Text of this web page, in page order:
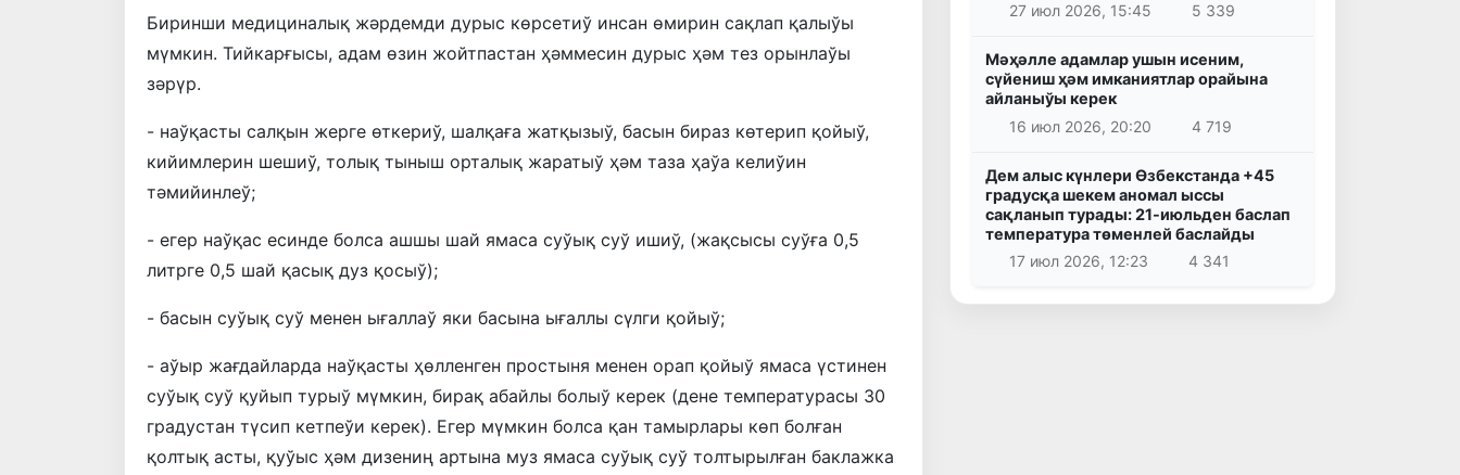
Биринши медициналық жәрдемди дурыс көрсетиў инсан өмирин сақлап қалыўы
мүмкин. Тийкарғысы, адам өзин жойтпастан ҳәммесин дурыс ҳәм тез орынлаўы
зәрүр.
- наўқасты салқын жерге өткериў, шалқаға жатқызыў, басын бираз көтерип қойыў,
кийимлерин шешиў, толық тыныш орталық жаратыў ҳәм таза ҳаўа келиўин
тәмийинлеў;
- егер наўқас есинде болса ашшы шай ямаса суўық суў ишиў, (жақсысы суўға 0,5
литрге 0,5 шай қасық дуз қосыў);
- басын суўық суў менен ығаллаў яки басына ығаллы сүлги қойыў;
- аўыр жағдайларда наўқасты ҳөлленген простыня менен орап қойыў ямаса үстинен
суўық суў қуйып турыў мүмкин, бирақ абайлы болыў керек (дене температурасы 30
градустан түсип кетпеўи керек). Егер мүмкин болса қан тамырлары көп болған
қолтық асты, қуўыс ҳәм дизениң артына муз ямаса суўық суў толтырылған баклажка
27 июл 2026, 15:45
5 339
Мәҳәлле адамлар ушын исеним,
сүйениш ҳәм имканиятлар орайына
айланыўы керек
16 июл 2026, 20:20
4 719
Дем алыс күнлери Өзбекстанда +45
градусқа шекем аномал ыссы
сақланып турады: 21-июльден баслап
температура төменлей баслайды
17 июл 2026, 12:23
4 341